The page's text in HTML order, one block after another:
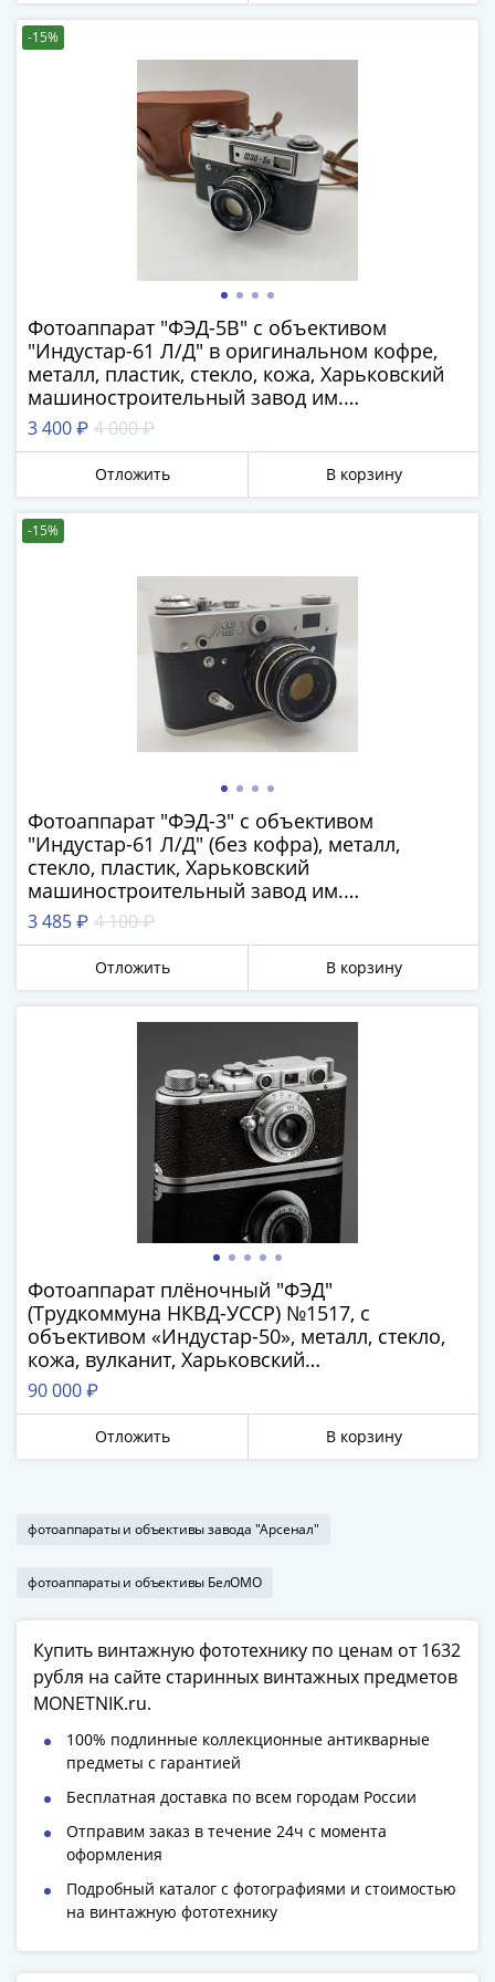
1991
Гражданская
Лотерейные
билеты
Евросувенир
евро"
Облигации
акции
Чеки
ВНЕШПОСЫЛТОРГ
Наборы
коллекции
-15%
Фотоаппарат "ФЭД-5В" с объективом
"Индустар-61 Л/Д" в оригинальном кофре,
металл, пластик, стекло, кожа, Харьковский
машиностроительный завод им.
Дзержинского (ФЭД), СССР, 1976-1980 гг.
3 400 ₽ 4 000 ₽
Отложить В корзину
-15%
Фотоаппарат "ФЭД-3" с объективом
"Индустар-61 Л/Д" (без кофра), металл,
стекло, пластик, Харьковский
машиностроительный завод им.
Дзержинского (ФЭД), СССР, 1961-1979 гг.
3 485 ₽ 4 100 ₽
Отложить В корзину
Фотоаппарат плёночный "ФЭД"
(Трудкоммуна НКВД-УССР) №1517, с
объективом «Индустар-50», металл, стекло,
кожа, вулканит, Харьковский
машиностроительный завод им.
Дзержинского (ФЭД), СССР, 1934 г.
90 000 ₽
Отложить В корзину
фотоаппараты и объективы завода "Арсенал"
фотоаппараты и объективы БелОМО
Купить винтажную фототехнику по ценам от 1632
рубля на сайте старинных винтажных предметов
MONETNIK.ru.
100% подлинные коллекционные антикварные
предметы с гарантией
Бесплатная доставка по всем городам России
Отправим заказ в течение 24ч с момента
оформления
Подробный каталог с фотографиями и стоимостью
на винтажную фототехнику